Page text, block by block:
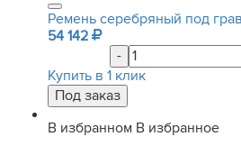
Ремень серебряный под
54 142
-
Купить в 1 клик
В избранном В избранное